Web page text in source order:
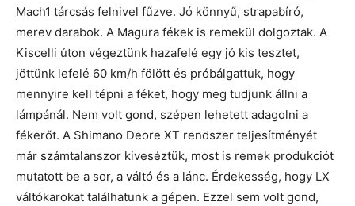
Mach1 tárcsás felnivel fűzve. Jó könnyű, strapabíró,
merev darabok. A Magura fékek is remekül dolgoztak. A
Kiscelli úton végeztünk hazafelé egy jó kis tesztet,
jöttünk lefelé 60 km/h fölött és próbálgattuk, hogy
mennyire kell tépni a féket, hogy meg tudjunk állni a
lámpánál. Nem volt gond, szépen lehetett adagolni a
fékerőt. A Shimano Deore XT rendszer teljesítményét
már számtalanszor kiveséztük, most is remek produkciót
mutatott be a sor, a váltó és a lánc. Érdekesség, hogy LX
váltókarokat találhatunk a gépen. Ezzel sem volt gond,